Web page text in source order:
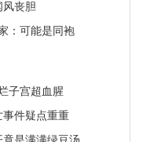
风丧胆
：可能是同袍
子宫超血腥
事件疑点重重